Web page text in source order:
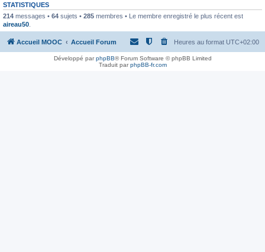
STATISTIQUES
214 messages • 64 sujets • 285 membres • Le membre enregistré le plus récent est
aireau50
Accueil MOOC Accueil Forum Heures au format UTC+02:00
Développé parphpBB® Forum Software © phpBB Limited
Traduit parphpBB-fr.com